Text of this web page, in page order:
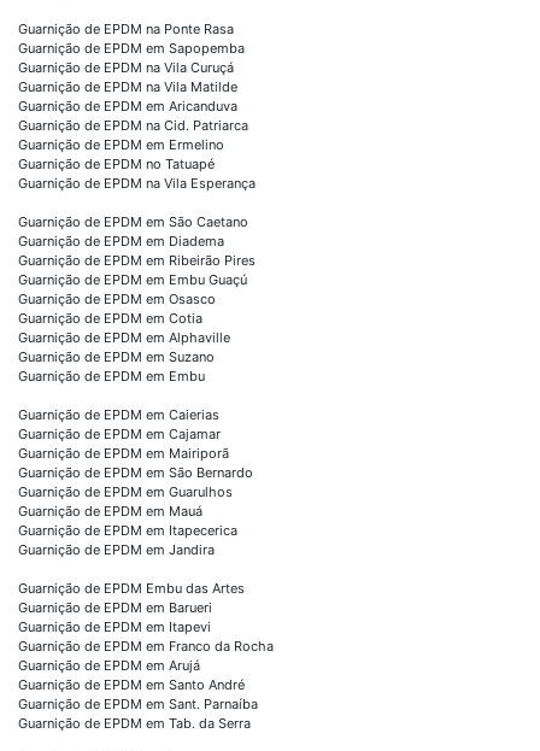
Guarnição de EPDM na Ponte Rasa
Guarnição de EPDM em Sapopemba
Guarnição de EPDM na Vila Curuçá
Guarnição de EPDM na Vila Matilde
Guarnição de EPDM em Aricanduva
Guarnição de EPDM na Cid. Patriarca
Guarnição de EPDM em Ermelino
Guarnição de EPDM no Tatuapé
Guarnição de EPDM na Vila Esperança
Guarnição de EPDM em São Caetano
Guarnição de EPDM em Diadema
Guarnição de EPDM em Ribeirão Pires
Guarnição de EPDM em Embu Guaçú
Guarnição de EPDM em Osasco
Guarnição de EPDM em Cotia
Guarnição de EPDM em Alphaville
Guarnição de EPDM em Suzano
Guarnição de EPDM em Embu
Guarnição de EPDM em Caierias
Guarnição de EPDM em Cajamar
Guarnição de EPDM em Mairiporã
Guarnição de EPDM em São Bernardo
Guarnição de EPDM em Guarulhos
Guarnição de EPDM em Mauá
Guarnição de EPDM em Itapecerica
Guarnição de EPDM em Jandira
Guarnição de EPDM Embu das Artes
Guarnição de EPDM em Barueri
Guarnição de EPDM em Itapevi
Guarnição de EPDM em Franco da Rocha
Guarnição de EPDM em Arujá
Guarnição de EPDM em Santo André
Guarnição de EPDM em Sant. Parnaíba
Guarnição de EPDM em Tab. da Serra